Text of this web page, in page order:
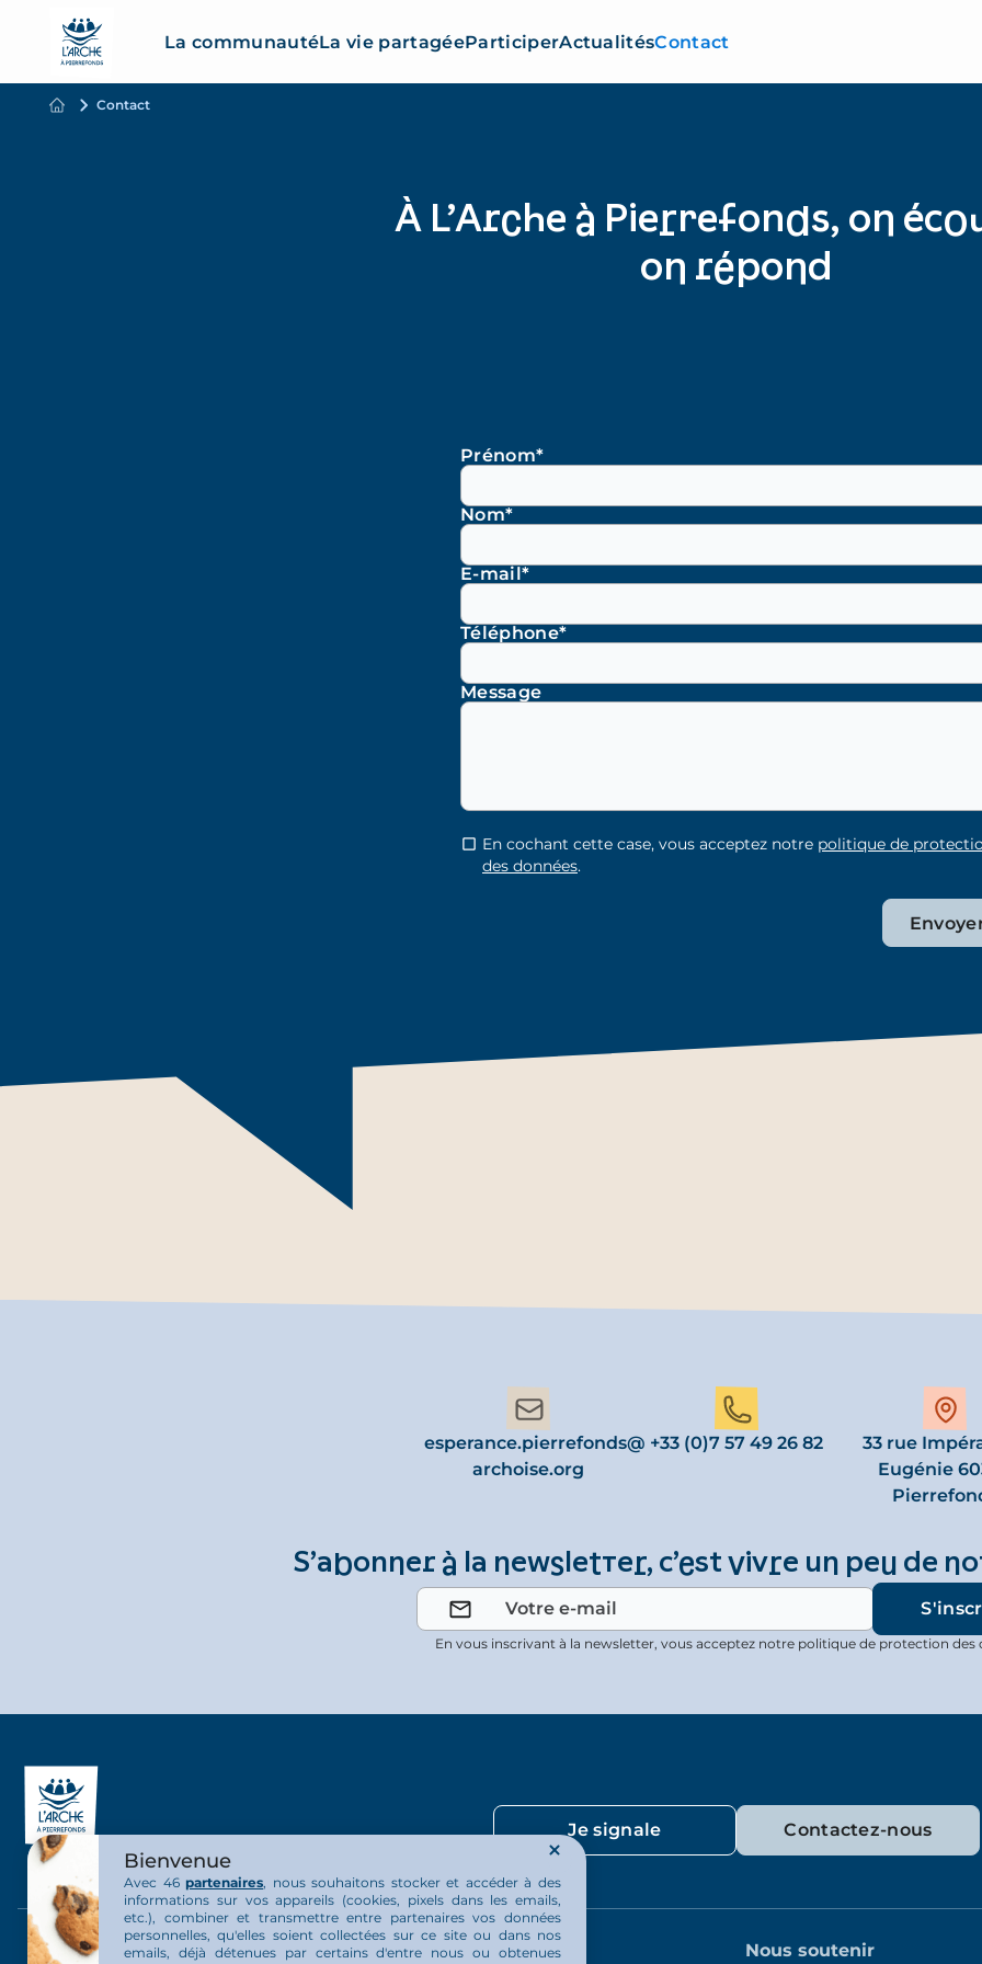
La communautéLa vie partagéeParticiperActualitésContact
Contact
À L’Arche à Pierrefonds, on
on répond
Prénom*
Nom*
E-mail*
Téléphone*
Message
En cochant cette case, vous acceptez notre politique de
des données.
esperance.pierrefonds@
archoise.org
+33 (0)7 57 49 26 82
33 rue
Eugénie
S’abonner à la newsletter, c’est vivre un peu de
En vous inscrivant à la newsletter, vous acceptez notre politique de protection des
Je signale Contactez-nous
La communauté La vie au quotidien Nous soutenir
Bienvenue
Avec 46partenaires, nous souhaitons stocker et accéder à des
informations sur vos appareils (cookies, pixels dans les emails,
etc.), combiner et transmettre entre partenaires vos données
personnelles, qu'elles soient collectées sur ce site ou dans nos
emails, déjà détenues par certains d'entre nous ou obtenues